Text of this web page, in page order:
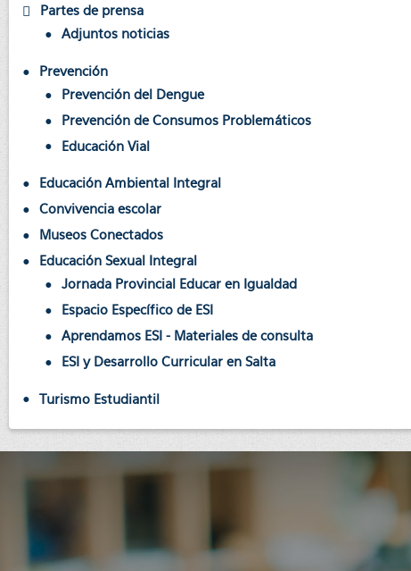
Partes de prensa
Adjuntos noticias
Prevención
Prevención del Dengue
Prevención de Consumos Problemáticos
Educación Vial
Educación Ambiental Integral
Convivencia escolar
Museos Conectados
Educación Sexual Integral
Jornada Provincial Educar en Igualdad
Espacio Específico de ESI
Aprendamos ESI - Materiales de consulta
ESI y Desarrollo Curricular en Salta
Turismo Estudiantil